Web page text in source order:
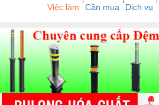
Việc làm Cần mua Dịch vụ